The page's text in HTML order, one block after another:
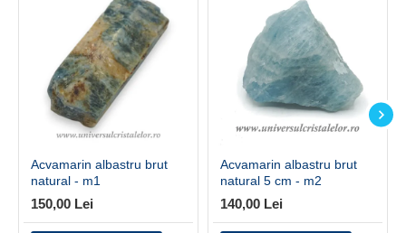
Acvamarin albastru brut
natural - m1
150,00 Lei
Acvamarin albastru brut
natural 5 cm - m2
140,00 Lei